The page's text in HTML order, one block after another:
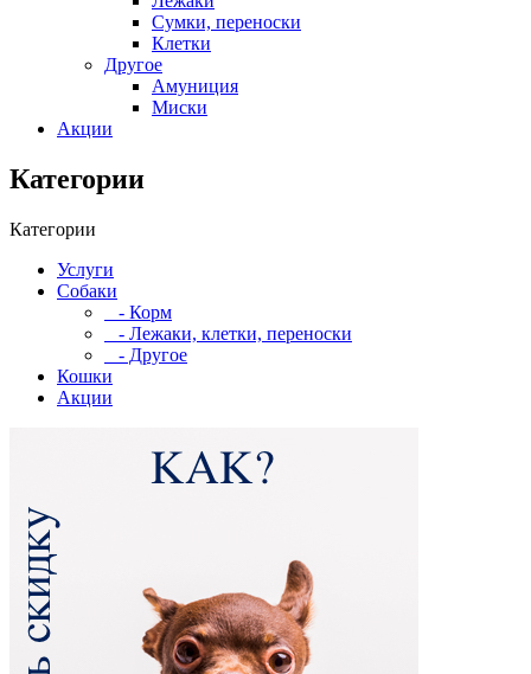
Сумки, переноски
Клетки
Другое
Амуниция
Миски
Акции
Категории
Категории
Услуги
Собаки
- Корм
- Лежаки, клетки, переноски
- Другое
Кошки
Акции